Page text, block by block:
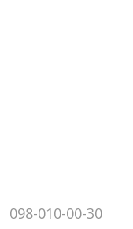
098-010-00-30